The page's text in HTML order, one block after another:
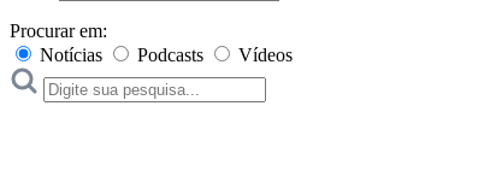
Procurar em:
Notícias
Podcasts Vídeos